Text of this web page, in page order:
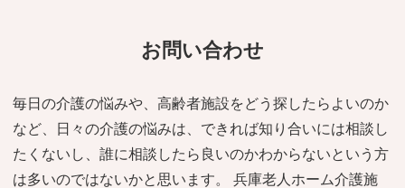
老人ホームの種類 よくあるご質問
アクセス
お問い合わせ
毎日の介護の悩みや、高齢者施設をどう探したらよいのか
など、日々の介護の悩みは、できれば知り合いには相談し
たくないし、誰に相談したら良いのかわからないという方
は多いのではないかと思います。 兵庫老人ホーム介護施